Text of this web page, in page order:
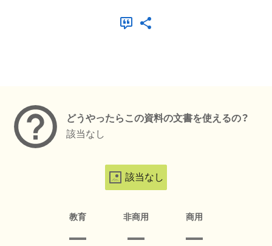
どうやったらこの資料の文書を使えるの？
該当なし
該当なし
教育 非商用 商用